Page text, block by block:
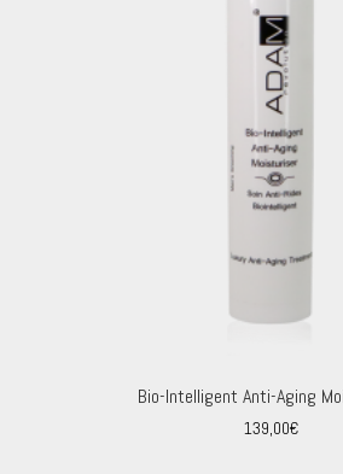
Bio-Intelligent Anti-Aging
139,00€